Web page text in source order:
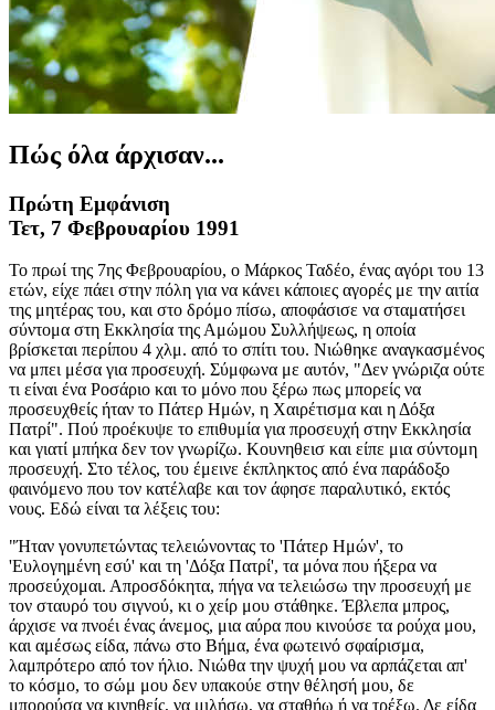
Πώς όλα άρχισαν...
Πρώτη Εμφάνιση
Τετ, 7 Φεβρουαρίου 1991
Το πρωί της 7ης Φεβρουαρίου, ο Μάρκος Ταδέο, ένας αγόρι του 13
ετών, είχε πάει στην πόλη για να κάνει κάποιες αγορές με την αιτία
της μητέρας του, και στο δρόμο πίσω, αποφάσισε να σταματήσει
σύντομα στη Εκκλησία της Αμώμου Συλλήψεως, η οποία
βρίσκεται περίπου 4 χλμ. από το σπίτι του. Νιώθηκε αναγκασμένος
να μπει μέσα για προσευχή. Σύμφωνα με αυτόν, "Δεν γνώριζα ούτε
τι είναι ένα Ροσάριο και το μόνο που ξέρω πως μπορείς να
προσευχθείς ήταν το Πάτερ Ημών, η Χαιρέτισμα και η Δόξα
Πατρί". Πού προέκυψε το επιθυμία για προσευχή στην Εκκλησία
και γιατί μπήκα δεν τον γνωρίζω. Κουνηθεισ και είπε μια σύντομη
προσευχή. Στο τέλος, του έμεινε έκπληκτος από ένα παράδοξο
φαινόμενο που τον κατέλαβε και τον άφησε παραλυτικό, εκτός
νους. Εδώ είναι τα λέξεις του:
"Ήταν γονυπετώντας τελειώνοντας το 'Πάτερ Ημών', το
'Ευλογημένη εσύ' και τη 'Δόξα Πατρί', τα μόνα που ήξερα να
προσεύχομαι. Απροσδόκητα, πήγα να τελειώσω την προσευχή με
τον σταυρό του σιγνού, κι ο χείρ μου στάθηκε. Έβλεπα μπρος,
άρχισε να πνοέι ένας άνεμος, μια αύρα που κινούσε τα ρούχα μου,
και αμέσως είδα, πάνω στο Βήμα, ένα φωτεινό σφαίρισμα,
λαμπρότερο από τον ήλιο. Νιώθα την ψυχή μου να αρπάζεται απ'
το κόσμο, το σώμ μου δεν υπακούε στην θέλησή μου, δε
μπορούσα να κινηθείς, να μιλήσω, να σταθήω ή να τρέξω. Δε είδα